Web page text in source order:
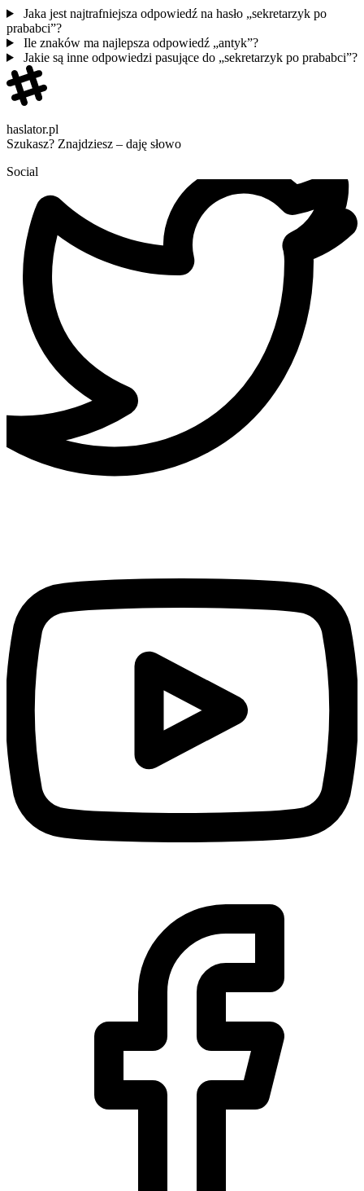
Jaka jest najtrafniejsza odpowiedź na hasło „sekretarzyk po
prababci”?
Ile znaków ma najlepsza odpowiedź „antyk”?
Jakie są inne odpowiedzi pasujące do „sekretarzyk po prababci”?
haslator.pl
Szukasz? Znajdziesz – daję słowo
Social